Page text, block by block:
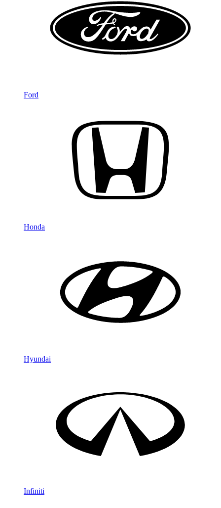
Ford
Honda
Hyundai
Infiniti